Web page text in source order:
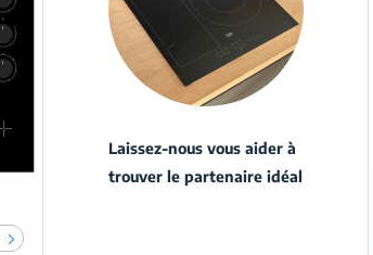
Laissez-nous vous aider à
trouver le partenaire idéal